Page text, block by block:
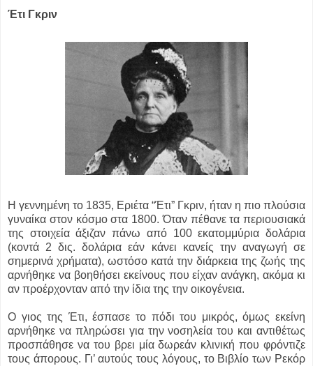
Έτι Γκριν
Η γεννημένη το 1835, Εριέτα “Έτι” Γκριν, ήταν η πιο πλούσια
γυναίκα στον κόσμο στα 1800. Όταν πέθανε τα περιουσιακά
της στοιχεία άξιζαν πάνω από 100 εκατομμύρια δολάρια
(κοντά 2 δις. δολάρια εάν κάνει κανείς την αναγωγή σε
σημερινά χρήματα), ωστόσο κατά την διάρκεια της ζωής της
αρνήθηκε να βοηθήσει εκείνους που είχαν ανάγκη, ακόμα κι
αν προέρχονταν από την ίδια της την οικογένεια.
Ο γιος της Έτι, έσπασε το πόδι του μικρός, όμως εκείνη
αρνήθηκε να πληρώσει για την νοσηλεία του και αντιθέτως
προσπάθησε να του βρει μία δωρεάν κλινική που φρόντιζε
τους άπορους. Γι’ αυτούς τους λόγους, το Βιβλίο των Ρεκόρ